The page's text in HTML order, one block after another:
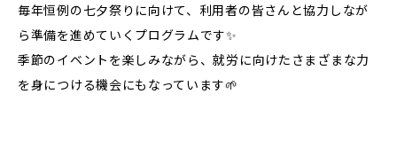
毎年恒例の七夕祭りに向けて、利用者の皆さんと協力しなが
ら準備を進めていくプログラムです✨
季節のイベントを楽しみながら、就労に向けたさまざまな力
を身につける機会にもなっています🌱